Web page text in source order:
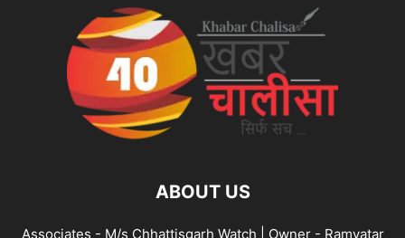
ABOUT US
Associates - M/s Chhattisgarh Watch | Owner - Ramvatar